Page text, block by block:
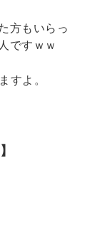
方もいらっ
ですｗｗ
すよ。